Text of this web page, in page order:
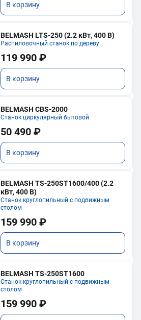
В корзину
BELMASH LTS-250 (2.2 кВт, 400 В)
Распиловочный станок по дереву
119 990 ₽
В корзину
BELMASH CBS-2000
Станок циркулярный бытовой
50 490 ₽
В корзину
BELMASH TS-250ST1600/400 (2.2
кВт, 400 В)
Станок круглопильный с подвижным
столом
159 990 ₽
В корзину
BELMASH TS-250ST1600
Станок круглопильный с подвижным
столом
159 990 ₽